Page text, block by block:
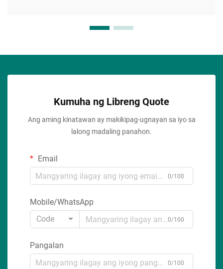
Kumuha ng Libreng Quote
Ang aming kinatawan ay makikipag-ugnayan sa iyo sa
lalong madaling panahon.
Email
0/100
Mobile/WhatsApp
Code
0/100
Pangalan
0/100